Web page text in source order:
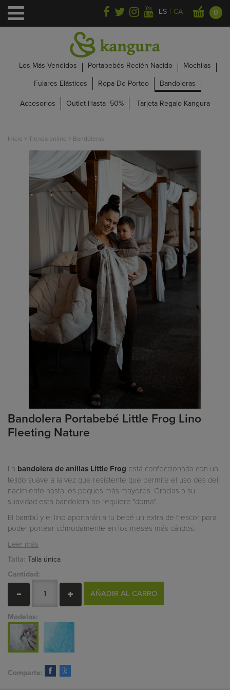
ES | CA 0
Los Más Vendidos Portabebés Recién Nacido
Mochilas
Fulares Elásticos
Ropa De Porteo
Bandoleras
Accesorios
Outlet Hasta -50% Tarjeta Regalo Kangura
Inicio > Tienda online > Bandoleras
Bandolera Portabebé Little Frog Lino
Fleeting Nature
La bandolera de anillas Little Frog está confeccionada con un
tejido suave a la vez que resistente que permite el uso des del
nacimiento hasta los peques más mayores. Gracias a su
suavidad esta bandolera no requiere "doma".
El bambú y el lino aportarán a tu bebé un extra de frescor para
poder portear cómodamente en los meses más cálidos.
Leer más
Talla: Talla única
Cantidad:
AÑADIR AL CARRO
Modelos:
Comparte: